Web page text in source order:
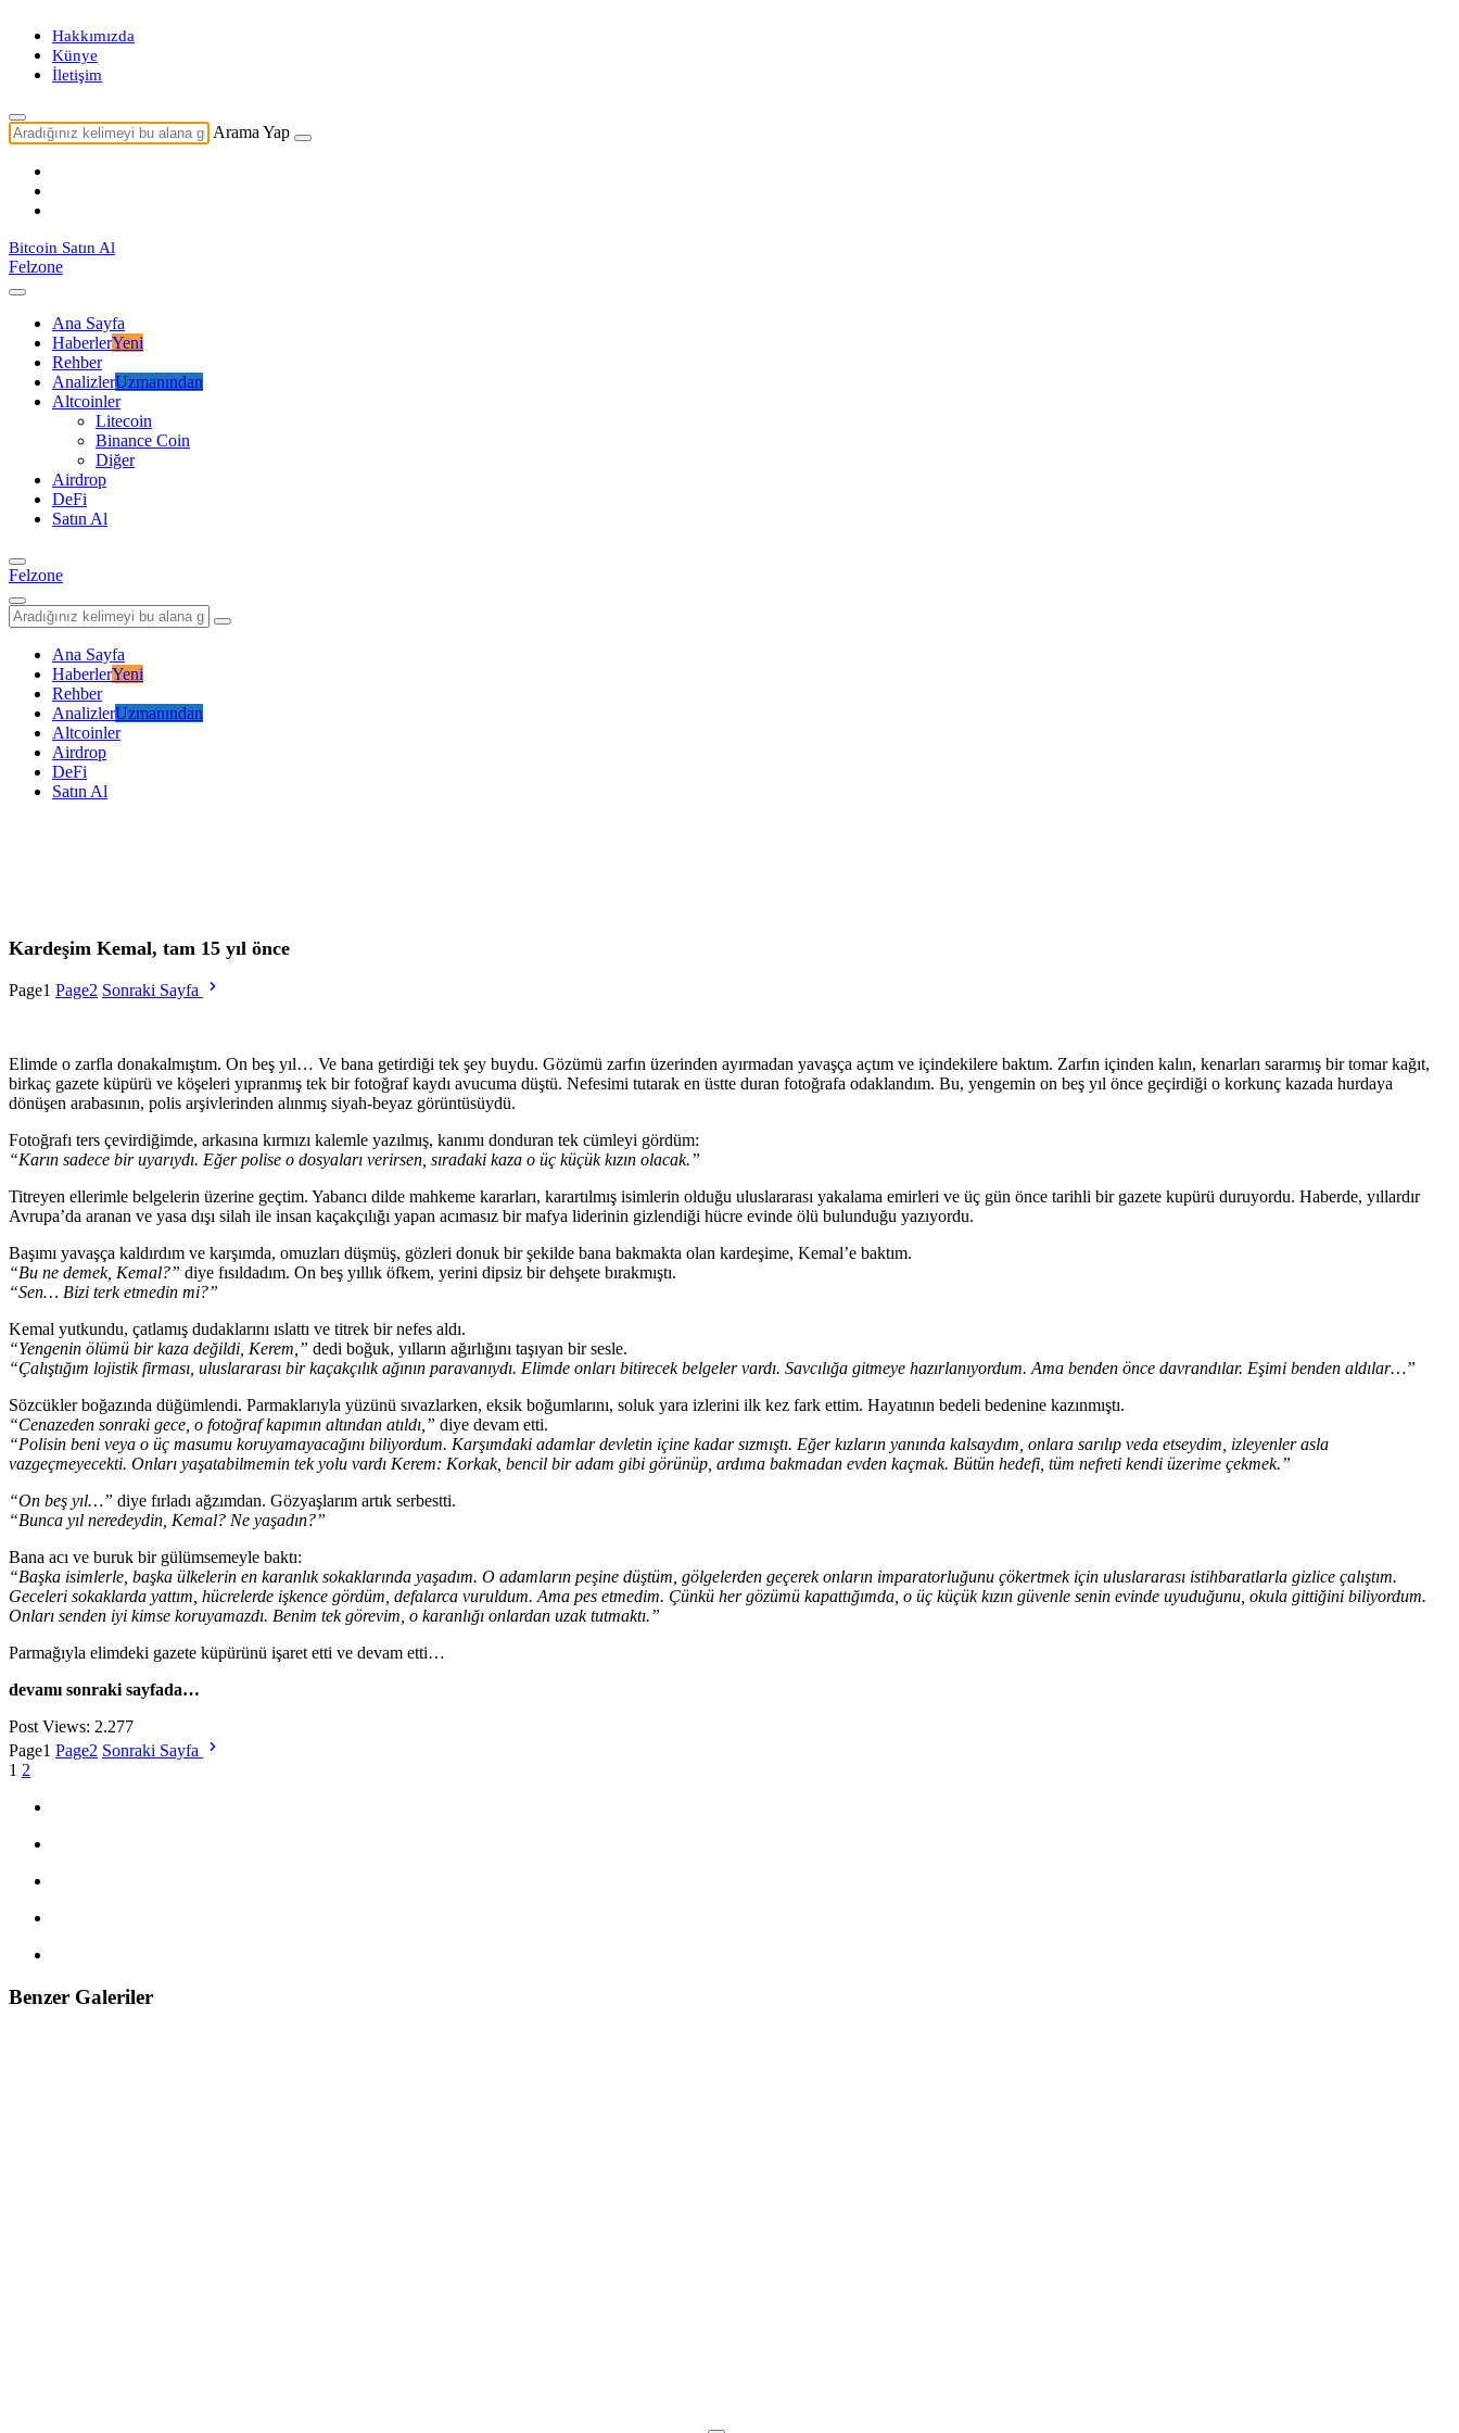
Hakkımızda
Künye
İletişim
Arama Yap
Bitcoin Satın Al
Felzone
Ana Sayfa
HaberlerYeni
Rehber
AnalizlerUzmanından
Altcoinler
Litecoin
Binance Coin
Diğer
Airdrop
DeFi
Satın Al
Felzone
Ana Sayfa
HaberlerYeni
Rehber
AnalizlerUzmanından
Altcoinler
Airdrop
DeFi
Satın Al
Kardeşim Kemal, tam 15 yıl önce
Page1 Page2 Sonraki Sayfa
Elimde o zarfla donakalmıştım. On beş yıl… Ve bana getirdiği tek şey buydu. Gözümü zarfın üzerinden ayırmadan yavaşça açtım ve içindekilere baktım. Zarfın içinden kalın, kenarları sararmış bir tomar kağıt,
birkaç gazete küpürü ve köşeleri yıpranmış tek bir fotoğraf kaydı avucuma düştü. Nefesimi tutarak en üstte duran fotoğrafa odaklandım. Bu, yengemin on beş yıl önce geçirdiği o korkunç kazada hurdaya
dönüşen arabasının, polis arşivlerinden alınmış siyah-beyaz görüntüsüydü.
Fotoğrafı ters çevirdiğimde, arkasına kırmızı kalemle yazılmış, kanımı donduran tek cümleyi gördüm:
“Karın sadece bir uyarıydı. Eğer polise o dosyaları verirsen, sıradaki kaza o üç küçük kızın olacak.”
Titreyen ellerimle belgelerin üzerine geçtim. Yabancı dilde mahkeme kararları, karartılmış isimlerin olduğu uluslararası yakalama emirleri ve üç gün önce tarihli bir gazete kupürü duruyordu. Haberde, yıllardır
Avrupa’da aranan ve yasa dışı silah ile insan kaçakçılığı yapan acımasız bir mafya liderinin gizlendiği hücre evinde ölü bulunduğu yazıyordu.
Başımı yavaşça kaldırdım ve karşımda, omuzları düşmüş, gözleri donuk bir şekilde bana bakmakta olan kardeşime, Kemal’e baktım.
“Bu ne demek, Kemal?” diye fısıldadım. On beş yıllık öfkem, yerini dipsiz bir dehşete bırakmıştı.
“Sen… Bizi terk etmedin mi?”
Kemal yutkundu, çatlamış dudaklarını ıslattı ve titrek bir nefes aldı.
“Yengenin ölümü bir kaza değildi, Kerem,” dedi boğuk, yılların ağırlığını taşıyan bir sesle.
“Çalıştığım lojistik firması, uluslararası bir kaçakçılık ağının paravanıydı. Elimde onları bitirecek belgeler vardı. Savcılığa gitmeye hazırlanıyordum. Ama benden önce davrandılar. Eşimi benden aldılar…”
Sözcükler boğazında düğümlendi. Parmaklarıyla yüzünü sıvazlarken, eksik boğumlarını, soluk yara izlerini ilk kez fark ettim. Hayatının bedeli bedenine kazınmıştı.
“Cenazeden sonraki gece, o fotoğraf kapımın altından atıldı,” diye devam etti.
“Polisin beni veya o üç masumu koruyamayacağını biliyordum. Karşımdaki adamlar devletin içine kadar sızmıştı. Eğer kızların yanında kalsaydım, onlara sarılıp veda etseydim, izleyenler asla
vazgeçmeyecekti. Onları yaşatabilmemin tek yolu vardı Kerem: Korkak, bencil bir adam gibi görünüp, ardıma bakmadan evden kaçmak. Bütün hedefi, tüm nefreti kendi üzerime çekmek.”
“On beş yıl…” diye fırladı ağzımdan. Gözyaşlarım artık serbestti.
“Bunca yıl neredeydin, Kemal? Ne yaşadın?”
Bana acı ve buruk bir gülümsemeyle baktı:
“Başka isimlerle, başka ülkelerin en karanlık sokaklarında yaşadım. O adamların peşine düştüm, gölgelerden geçerek onların imparatorluğunu çökertmek için uluslararası istihbaratlarla gizlice çalıştım.
Geceleri sokaklarda yattım, hücrelerde işkence gördüm, defalarca vuruldum. Ama pes etmedim. Çünkü her gözümü kapattığımda, o üç küçük kızın güvenle senin evinde uyuduğunu, okula gittiğini biliyordum.
Onları senden iyi kimse koruyamazdı. Benim tek görevim, o karanlığı onlardan uzak tutmaktı.”
Parmağıyla elimdeki gazete küpürünü işaret etti ve devam etti…
devamı sonraki sayfada…
Post Views: 2.277
Page1 Page2 Sonraki Sayfa
1 2
Benzer Galeriler